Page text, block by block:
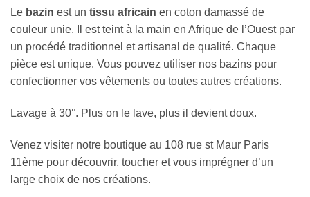
Le bazin est un tissu africain en coton damassé de
couleur unie. Il est teint à la main en Afrique de l’Ouest par
un procédé traditionnel et artisanal de qualité. Chaque
pièce est unique. Vous pouvez utiliser nos bazins pour
confectionner vos vêtements ou toutes autres créations.
Lavage à 30°. Plus on le lave, plus il devient doux.
Venez visiter notre boutique au 108 rue st Maur Paris
11ème pour découvrir, toucher et vous imprégner d’un
large choix de nos créations.